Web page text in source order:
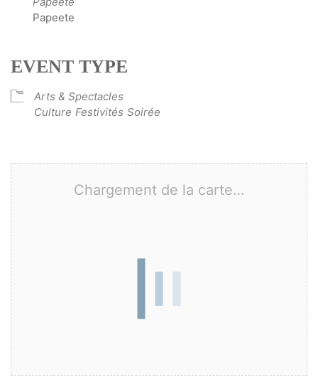
Papeete
EVENT TYPE
Arts & Spectacles
Culture Festivités Soirée
Chargement de la carte…